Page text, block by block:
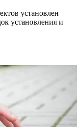
установлен
установления и